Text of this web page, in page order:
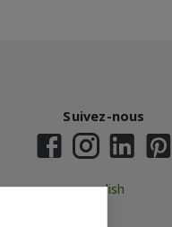
Suivez-nous
english